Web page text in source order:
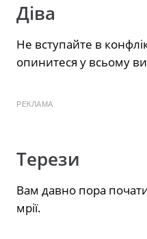
Діва
Не вступайте в
опинитеся у всьому
РЕКЛАМА
Терези
Вам давно пора почати
мрії.